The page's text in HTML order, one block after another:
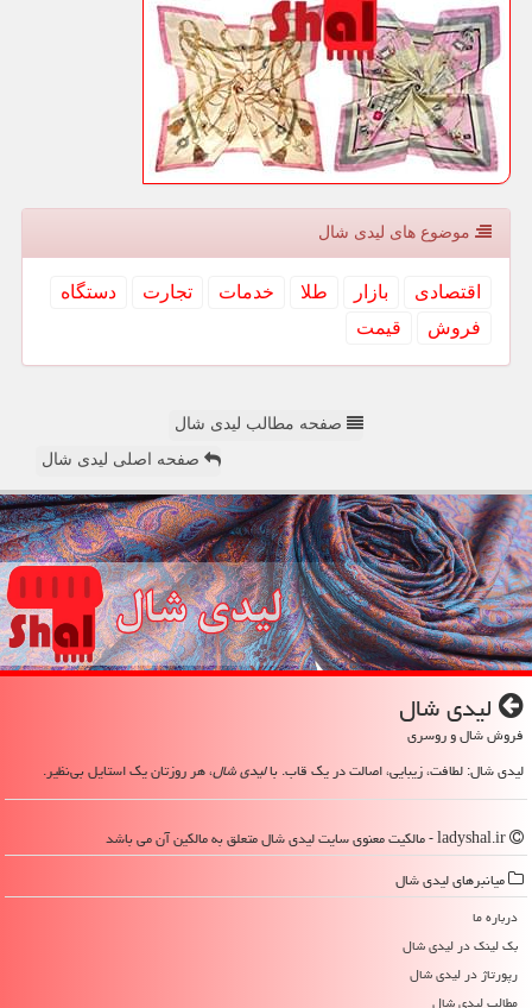
موضوع های لیدی شال
اقتصادی بازار طلا خدمات تجارت
دستگاه
فروش
قیمت
صفحه مطالب لیدی شال
صفحه اصلی لیدی شال
لیدی شال
فروش شال و روسری
لیدی شال: لطافت، زیبایی، اصالت در یک قاب. بالیدی شال، هر روزتان یک استایل بی‌نظیر.
میانبرهای لیدی شال
درباره ما
بک لینک در لیدی شال
رپورتاژ در لیدی شال
مطالب لیدی شال